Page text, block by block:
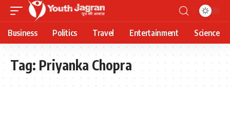
Business Politics Travel Entertainment Science
Tag: Priyanka Chopra